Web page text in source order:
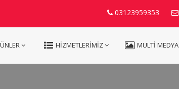
03123959353
HİZMETLERİMİZ MULTİ MEDYA